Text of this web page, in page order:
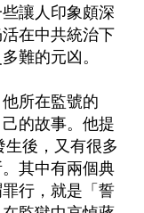
讓人印象頗深
在中共統治下
難的元凶。
所在監號的
的故事。他提
後，又有很多
其中有兩個典
行，就是「誓